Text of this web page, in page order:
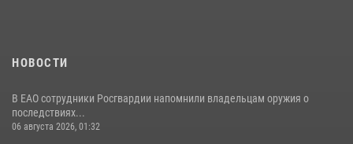
НОВОСТИ
В ЕАО сотрудники Росгвардии напомнили владельцам оружия о
последствиях...
06 августа 2026, 01:32